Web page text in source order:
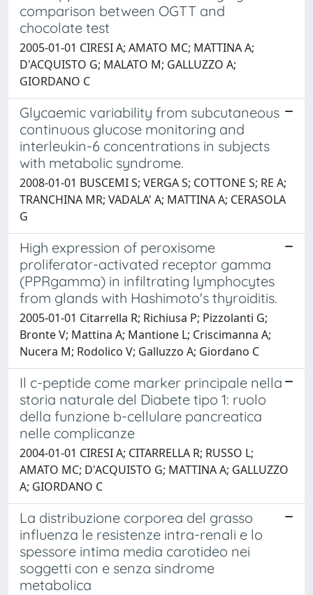
comparison between OGTT and
chocolate test
2005-01-01 CIRESI A; AMATO MC; MATTINA A;
D'ACQUISTO G; MALATO M; GALLUZZO A;
GIORDANO C
Glycaemic variability from subcutaneous
continuous glucose monitoring and
interleukin-6 concentrations in subjects
with metabolic syndrome.
2008-01-01 BUSCEMI S; VERGA S; COTTONE S; RE A;
TRANCHINA MR; VADALA' A; MATTINA A; CERASOLA
G
High expression of peroxisome
proliferator-activated receptor gamma
(PPRgamma) in infiltrating lymphocytes
from glands with Hashimoto's thyroiditis.
2005-01-01 Citarrella R; Richiusa P; Pizzolanti G;
Bronte V; Mattina A; Mantione L; Criscimanna A;
Nucera M; Rodolico V; Galluzzo A; Giordano C
Il c-peptide come marker principale nella
storia naturale del Diabete tipo 1: ruolo
della funzione b-cellulare pancreatica
nelle complicanze
2004-01-01 CIRESI A; CITARRELLA R; RUSSO L;
AMATO MC; D'ACQUISTO G; MATTINA A; GALLUZZO
A; GIORDANO C
La distribuzione corporea del grasso
influenza le resistenze intra-renali e lo
spessore intima media carotideo nei
soggetti con e senza sindrome
metabolica